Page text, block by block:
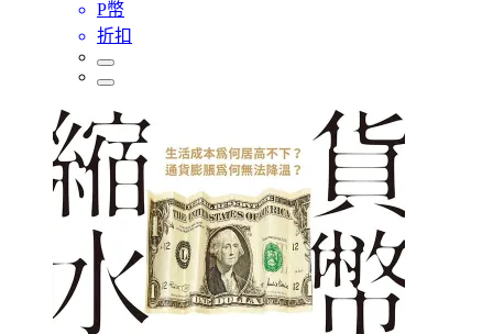
P幣
折扣